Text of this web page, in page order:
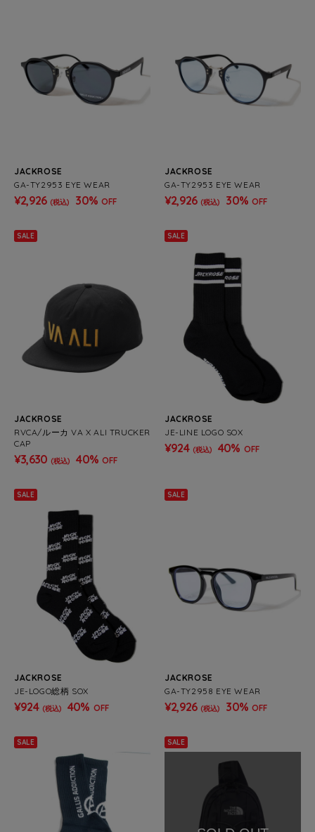
JACKROSE
GA-TY2953 EYE WEAR
¥2,926 (税込) 30% OFF
JACKROSE
GA-TY2953 EYE WEAR
¥2,926 (税込) 30% OFF
SALE
JACKROSE
RVCA/ルーカ VA X ALI TRUCKER
CAP
¥3,630 (税込) 40% OFF
SALE
JACKROSE
JE-LINE LOGO SOX
¥924 (税込) 40% OFF
SALE
JACKROSE
JE-LOGO総柄 SOX
¥924 (税込) 40% OFF
SALE
JACKROSE
GA-TY2958 EYE WEAR
¥2,926 (税込) 30% OFF
SALE SALE